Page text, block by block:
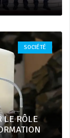
SOCIÉTÉ
LE RÔLE